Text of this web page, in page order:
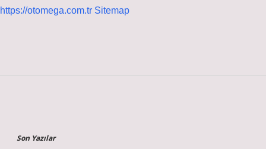
https://otomega.com.tr Sitemap
Son Yazılar